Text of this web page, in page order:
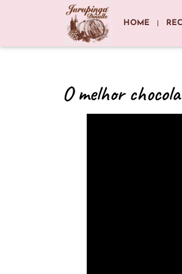
HOME
O melhor